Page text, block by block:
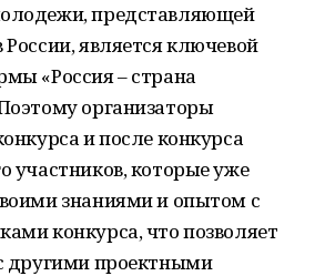
представляющей
является ключевой
«Россия – страна
организаторы
и после конкурса
участников, которые уже
знаниями и опытом с
конкурса, что позволяет
другими проектными